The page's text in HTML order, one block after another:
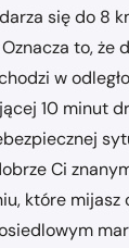
się do 8
to, że
w
10 minut
Ci
które mijasz